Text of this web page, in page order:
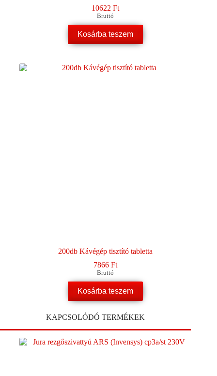
10622 Ft
Bruttó
Kosárba teszem
200db Kávégép tisztító tabletta
7866 Ft
Bruttó
Kosárba teszem
KAPCSOLÓDÓ TERMÉKEK